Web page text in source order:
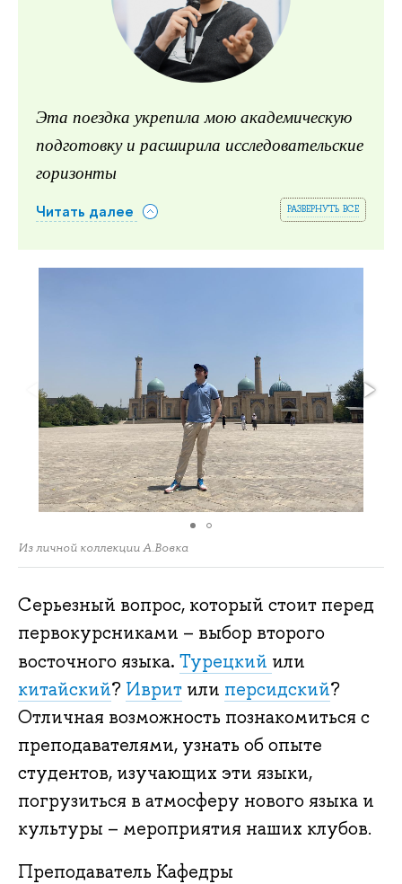
Эта поездка укрепила мою академическую
подготовку и расширила исследовательские
горизонты
развернуть все
Читать далее
Из личной коллекции А.Вовка
Серьезный вопрос, который стоит перед
первокурсниками – выбор второго
восточного языка. Турецкий или
китайский? Иврит или персидский?
Отличная возможность познакомиться с
преподавателями, узнать об опыте
студентов, изучающих эти языки,
погрузиться в атмосферу нового языка и
культуры – мероприятия наших клубов.
Преподаватель Кафедры